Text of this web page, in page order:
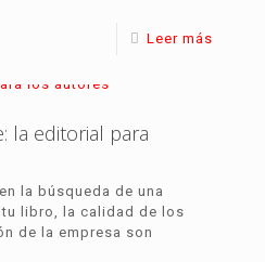
Leer más
la editorial para
la búsqueda de una
libro, la calidad de los
de la empresa son